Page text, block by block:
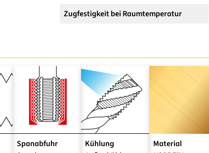
Zugfestigkeit bei Raumtemperatur
Spanabfuhr
Kühlung
Material